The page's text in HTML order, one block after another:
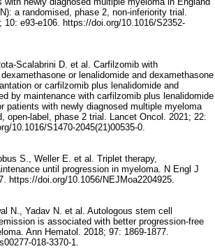
a randomised, phase 2, non-inferiority trial.
10: e93-e106. https://doi.org/10.1016/S2352-
Scalabrini D. et al. Carfilzomib with
or lenalidomide and dexamethasone
or carfilzomib plus lenalidomide and
by maintenance with carfilzomib plus lenalidomide
patients with newly diagnosed multiple myeloma
open-label, phase 2 trial. Lancet Oncol. 2021; 22:
10.1016/S1470-2045(21)00535-0.
S., Weller E. et al. Triplet therapy,
until progression in myeloma. N Engl J
https://doi.org/10.1056/NEJMoa2204925.
N., Yadav N. et al. Autologous stem cell
is associated with better progression-free
Ann Hematol. 2018; 97: 1869-1877.
018-3370-1.